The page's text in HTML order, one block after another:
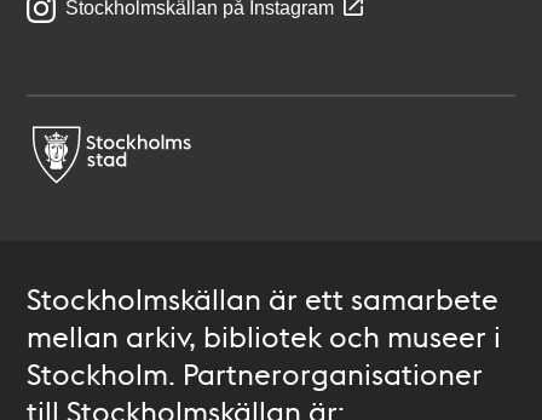
Stockholmskällan på Instagram
Stockholmskällan är ett samarbete
mellan arkiv, bibliotek och museer i
Stockholm. Partnerorganisationer
till Stockholmskällan är: